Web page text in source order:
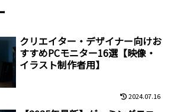
クリエイター・デザイナー向けお
すすめPCモニター16選【映像・
イラスト制作者用】
2024.07.16